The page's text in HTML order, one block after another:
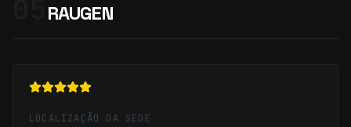
RAUGEN
LOCALIZAÇÃO DA SEDE